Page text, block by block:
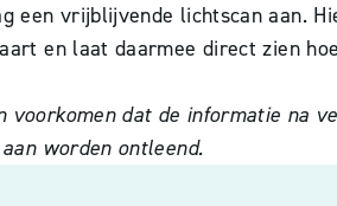
een vrijblijvende lichtscan aan.
en laat daarmee direct zien
dat de informatie na
worden ontleend.